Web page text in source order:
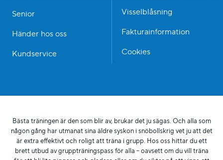
Senior
Händer hos oss
Kundservice
Visselblåsning
Fakturainformation
Cookies
Bästa träningen är den som blir av, brukar det ju sägas. Och alla som
någon gång har utmanat sina äldre syskon i snöbollskrig vet ju att det
är extra effektivt och roligt att träna i grupp. Hos oss hittar du ett
brett utbud av gruppträningspass för alla – oavsett om du vill träna